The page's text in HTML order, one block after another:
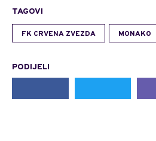
TAGOVI
FK CRVENA ZVEZDA MONAKO
PODIJELI